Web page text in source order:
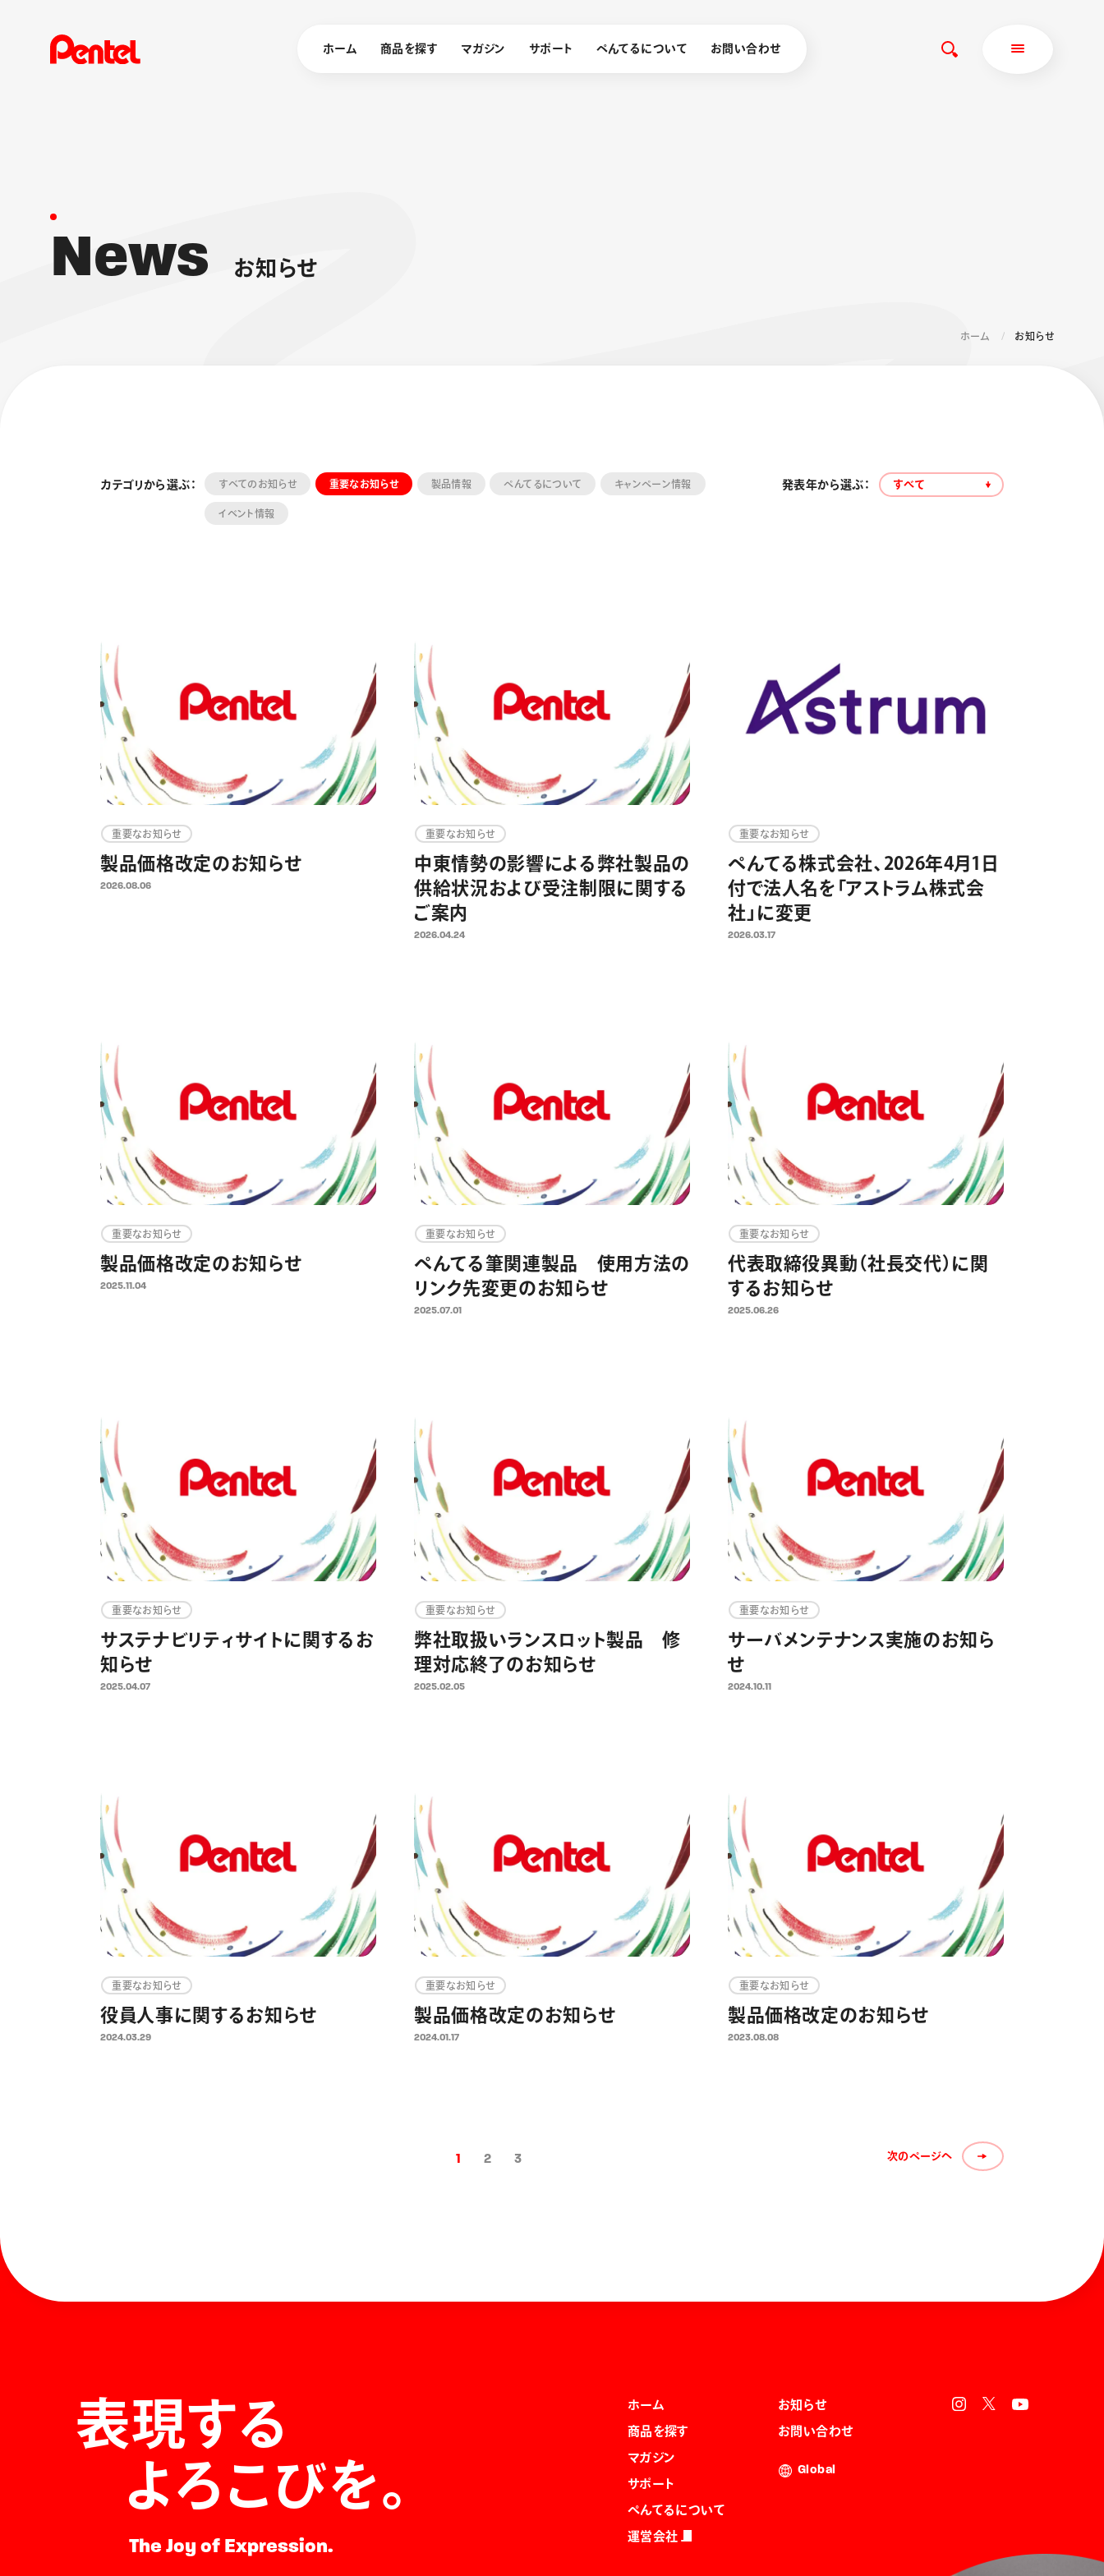
ホーム 商品を探す マガジン サポート ぺんてるについて お問い合わせ
エナージェル
シャープペン
消し具
News お知 らせ
ホーム お知らせ
カテゴリから選ぶ： すべてのお知らせ 重要なお知らせ 製品情報 ぺんてるについて キャンペーン情報
イベント情報
発表年から選ぶ： すべて
重要なお知らせ
製品価格改定のお知らせ
2026.08.06
重要なお知らせ
中東情勢の影響による弊社製品の
供給状況および受注制限に関する
ご案内
2026.04.24
重要なお知らせ
ぺんてる株式会社、2026年4月1日
付で法人名を「アストラム株式会
社」に変更
2026.03.17
重要なお知らせ
製品価格改定のお知らせ
2025.11.04
重要なお知らせ
ぺんてる筆関連製品 使用方法の
リンク先変更のお知らせ
2025.07.01
重要なお知らせ
代表取締役異動（社長交代）に関
するお知らせ
2025.06.26
重要なお知らせ
サステナビリティサイトに関するお
知らせ
2025.04.07
重要なお知らせ
弊社取扱いランスロット製品 修
理対応終了のお知らせ
2025.02.05
重要なお知らせ
サーバメンテナンス実施のお知ら
せ
2024.10.11
重要なお知らせ
役員人事に関するお知らせ
2024.03.29
重要なお知らせ
製品価格改定のお知らせ
2024.01.17
重要なお知らせ
製品価格改定のお知らせ
2023.08.08
1 2 3 次のページへ
ホーム
商品を探す
マガジン
サポート
ぺんてるについて
運営会社
お知らせ
お問い合わせ
Global
表現する
よろこびを。
The Joy of Expression.